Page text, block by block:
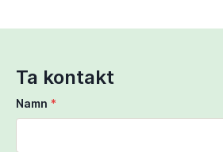
Ta kontakt
Namn *